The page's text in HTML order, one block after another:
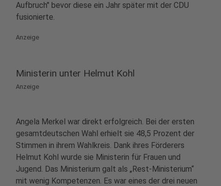
Aufbruch" bevor diese ein Jahr später mit der CDU
fusionierte.
Anzeige
Ministerin unter Helmut Kohl
Anzeige
Angela Merkel war direkt erfolgreich. Bei der ersten
gesamtdeutschen Wahl erhielt sie 48,5 Prozent der
Stimmen in ihrem Wahlkreis. Dank ihres Förderers
Helmut Kohl wurde sie Ministerin für Frauen und
Jugend. Das Ministerium galt als „Rest-Ministerium“
mit wenig Kompetenzen. Es war eines der drei neuen